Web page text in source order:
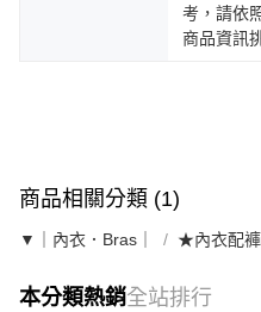
考，請依
商品資訊
商品相關分類 (1)
▼｜內衣．Bras｜ ★內衣配
本分類熱銷全站排行